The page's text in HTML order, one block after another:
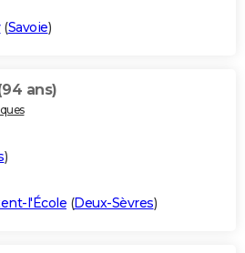
(Savoie)
ans)
)
l'École (Deux-Sèvres)